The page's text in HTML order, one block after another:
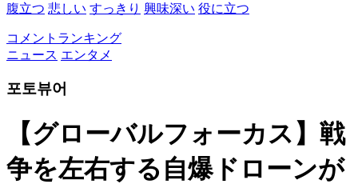
腹立つ 悲しい すっきり 興味深い 役に立つ
コメントランキング
ニュース エンタメ
포토뷰어
【グローバルフォーカス】戦
争を左右する自爆ドローンが